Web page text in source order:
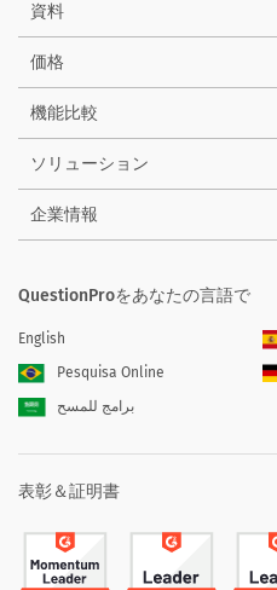
資料
価格
機能比較
ソリューション
企業情報
QuestionProをあなたの言語で
English
Pesquisa Online
برامج للمسح
表彰＆証明書